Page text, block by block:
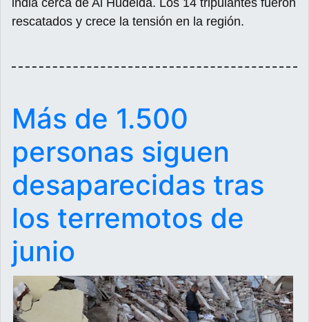
rescatados y crece la tensión en la región.
Más de 1.500
personas siguen
desaparecidas tras
los terremotos de
junio